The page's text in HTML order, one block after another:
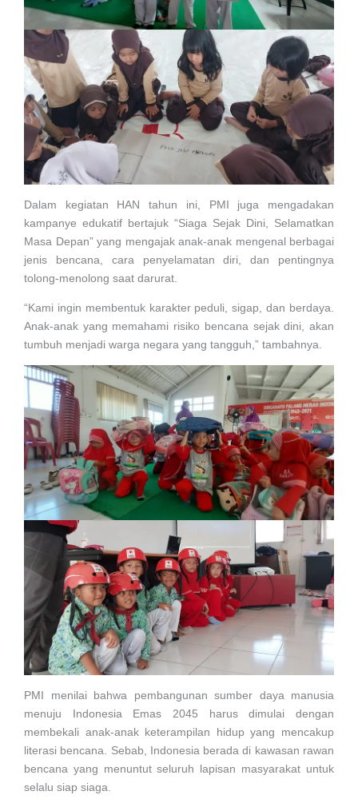
Dalam kegiatan HAN tahun ini, PMI juga mengadakan
kampanye edukatif bertajuk “Siaga Sejak Dini, Selamatkan
Masa Depan” yang mengajak anak-anak mengenal berbagai
jenis bencana, cara penyelamatan diri, dan pentingnya
tolong-menolong saat darurat.
“Kami ingin membentuk karakter peduli, sigap, dan berdaya.
Anak-anak yang memahami risiko bencana sejak dini, akan
tumbuh menjadi warga negara yang tangguh,” tambahnya.
PMI menilai bahwa pembangunan sumber daya manusia
menuju Indonesia Emas 2045 harus dimulai dengan
membekali anak-anak keterampilan hidup yang mencakup
literasi bencana. Sebab, Indonesia berada di kawasan rawan
bencana yang menuntut seluruh lapisan masyarakat untuk
selalu siap siaga.